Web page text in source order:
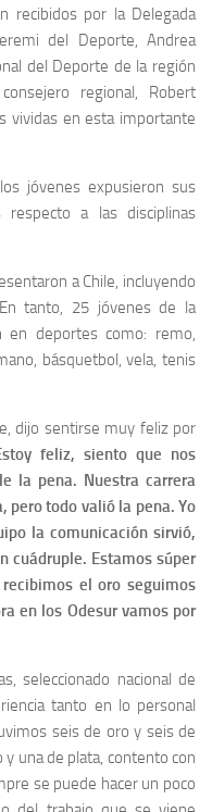
recibidos por la Delegada
del Deporte, Andrea
del Deporte de la región
regional, Robert
vividas en esta importante
jóvenes expusieron sus
respecto a las disciplinas
a Chile, incluyendo
tanto, 25 jóvenes de la
en deportes como: remo,
básquetbol, vela, tenis
dijo sentirse muy feliz por
feliz, siento que nos
la pena. Nuestra carrera
todo valió la pena. Yo
la comunicación sirvió,
cuádruple. Estamos súper
el oro seguimos
en los Odesur vamos por
seleccionado nacional de
tanto en lo personal
seis de oro y seis de
una de plata, contento con
se puede hacer un poco